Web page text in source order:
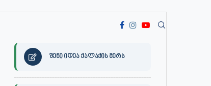
შენი იდეა ქალაქის მერს